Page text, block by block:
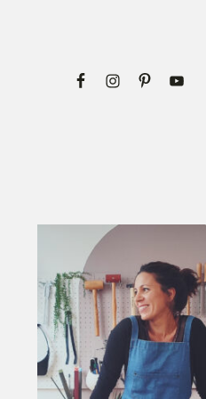
Primary
Sidebar